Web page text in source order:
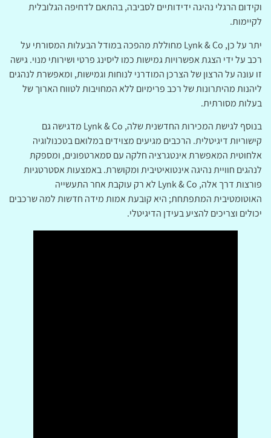
וקידום הרגלי נהיגה ידידותיים לסביבה, בהתאם לדחיפה הגלובלית
לקיימות.
יתר על כן, Lynk & Co מחוללת מהפכה במודל הבעלות המסורתי על
רכב על ידי הצגת אפשרויות גמישות כמו ליסינג פרטי ושירותי מנוי. גישה
זו עונה על הרצון של הצרכן המודרני לנוחות וגמישות, ומאפשרת לנהגים
ליהנות מהיתרונות של רכב פרימיום ללא המחויבות לטווח הארוך של
בעלות מסורתית.
בנוסף לגישת המכירות החדשנית שלה, Lynk & Co מדגישה גם
קישוריות דיגיטלית. הרכבים מגיעים מצוידים במלואם בטכנולוגיה
אלחוטית המאפשרת אינטגרציה חלקה עם סמארטפונים, ומספקת
לנהגים חוויית נהיגה אינטואיטיבית ומקושרת. באמצעות אסטרטגיות
פורצות דרך אלה, Lynk & Co לא רק עוקבת אחר התעשייה
האוטומטיבית המתפתחת; היא קובעת אמות מידה חדשות למה שרכבים
יכולים וצריכים להציע בעידן הדיגיטלי.